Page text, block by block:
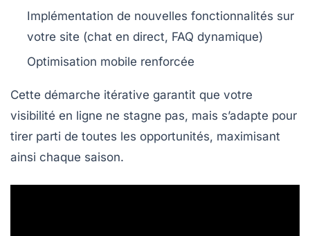
Implémentation de nouvelles fonctionnalités sur
votre site (chat en direct, FAQ dynamique)
Optimisation mobile renforcée
Cette démarche itérative garantit que votre
visibilité en ligne ne stagne pas, mais s’adapte pour
tirer parti de toutes les opportunités, maximisant
ainsi chaque saison.